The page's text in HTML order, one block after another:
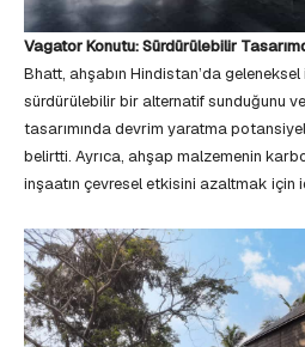
Vagator Konutu: Sürdürülebilir
Bhatt, ahşabın Hindistan’da
sürdürülebilir bir alternatif sunduğunu
tasarımında devrim yaratma
belirtti. Ayrıca, ahşap malzemenin
inşaatın çevresel etkisini azaltmak için